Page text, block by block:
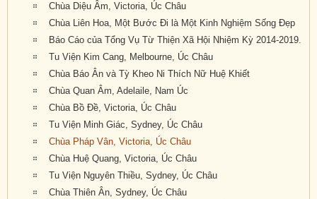
Chùa Diệu Âm, Victoria, Úc Châu
Chùa Liên Hoa, Một Bước Đi là Một Kinh Nghiệm Sống Đẹp
Báo Cáo của Tổng Vụ Từ Thiện Xã Hội Nhiệm Kỳ 2014-2019.
Tu Viện Kim Cang, Melbourne, Úc Châu
Chùa Báo Ân và Tỳ Kheo Ni Thích Nữ Huệ Khiết
Chùa Quan Âm, Adelaile, Nam Úc
Chùa Bồ Đề, Victoria, Úc Châu
Tu Viện Minh Giác, Sydney, Úc Châu
Chùa Pháp Vân, Victoria, Úc Châu
Chùa Huệ Quang, Victoria, Úc Châu
Tu Viện Nguyên Thiều, Sydney, Úc Châu
Chùa Thiên Ân, Sydney, Úc Châu